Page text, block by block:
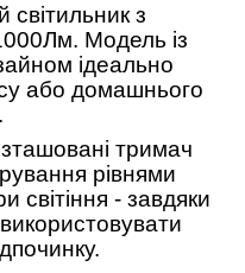
світильник з
Модель із
ідеально
або домашнього
тримач
рівнями
світіння - завдяки